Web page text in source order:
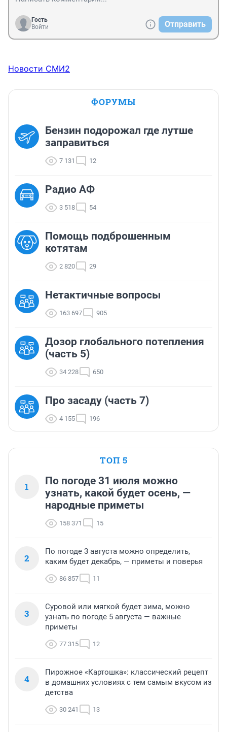
Гость
Войти
Отправить
Новости СМИ2
ФОРУМЫ
Бензин подорожал где лутше
заправиться
7 131 12
Радио АФ
3 518 54
Помощь подброшенным
котятам
2 820 29
Нетактичные вопросы
163 697 905
Дозор глобального потепления
(часть 5)
34 228 650
Про засаду (часть 7)
4 155 196
ТОП 5
1
По погоде 31 июля можно
узнать, какой будет осень, —
народные приметы
158 371 15
2
По погоде 3 августа можно определить,
каким будет декабрь, — приметы и поверья
86 857 11
3
Суровой или мягкой будет зима, можно
узнать по погоде 5 августа — важные
приметы
77 315 12
4
Пирожное «Картошка»: классический рецепт
в домашних условиях с тем самым вкусом из
детства
30 241 13